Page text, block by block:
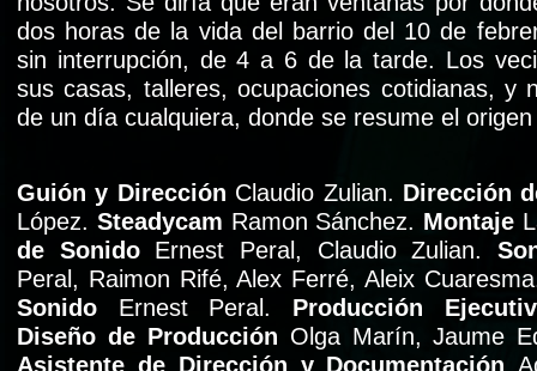
dos horas de la vida del barrio del 10 de
sin interrupción, de 4 a 6 de la tarde. Los
sus casas, talleres, ocupaciones cotidianas, y
de un día cualquiera, donde se resume el
Guión y Dirección Claudio Zulian. Dirección
López. Steadycam Ramon Sánchez. Montaje
de SonidoErnest Peral, Claudio Zulian.
Peral, Raimon Rifé, Alex Ferré, Aleix
Sonido Ernest Peral. Producción
Diseño de Producción Olga Marín, Jaume
Asistente de Dirección y Documentación